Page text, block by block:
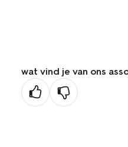
wat vind je van ons